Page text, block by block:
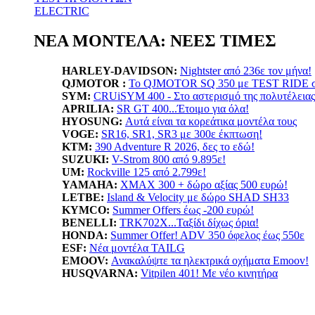
ELECTRIC
ΝΕΑ ΜΟΝΤΕΛΑ: ΝΕΕΣ ΤΙΜΕΣ
HARLEY-DAVIDSON: Nightster από 236ε τον μήνα!
QJMOTOR : Το QJMOTOR SQ 350 με TEST RIDE
SYM: CRUiSYM 400 - Στο αστερισμό της
APRILIA: SR GT 400...Έτοιμο για όλα!
HYOSUNG: Αυτά είναι τα κορεάτικα μοντέλα τους
VOGE: SR16, SR1, SR3 με 300ε έκπτωση!
KTM: 390 Adventure R 2026, δες το εδώ!
SUZUKI: V-Strom 800 από 9.895ε!
UM: Rockville 125 από 2.799ε!
YAMAHA: XMAX 300 + δώρο αξίας 500 ευρώ!
LETBE: Island & Velocity με δώρο SHAD SH33
KYMCO: Summer Offers έως -200 ευρώ!
BENELLI: TRK702X...Ταξίδι δίχως όρια!
HONDA: Summer Offer! ADV 350 όφελος έως 550ε
ESF: Νέα μοντέλα TAILG
EMOOV: Ανακαλύψτε τα ηλεκτρικά οχήματα Emoov!
HUSQVARNA: Vitpilen 401! Με νέο κινητήρα